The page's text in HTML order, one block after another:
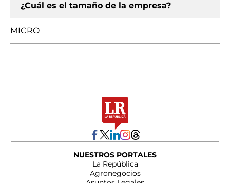
¿Cuál es el tamaño de la empresa?
MICRO
NUESTROS PORTALES
La República
Agronegocios